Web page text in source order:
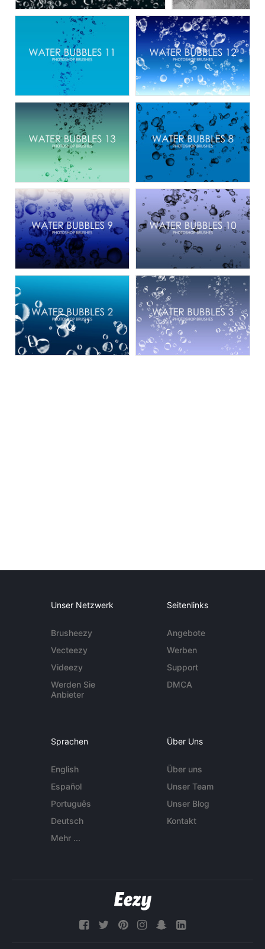
Unser Netzwerk
Brusheezy
Vecteezy
Videezy
Werden Sie
Anbieter
Seitenlinks
Angebote
Werben
Support
DMCA
Sprachen
English
Español
Português
Deutsch
Mehr ...
Über Uns
Über uns
Unser Team
Unser Blog
Kontakt